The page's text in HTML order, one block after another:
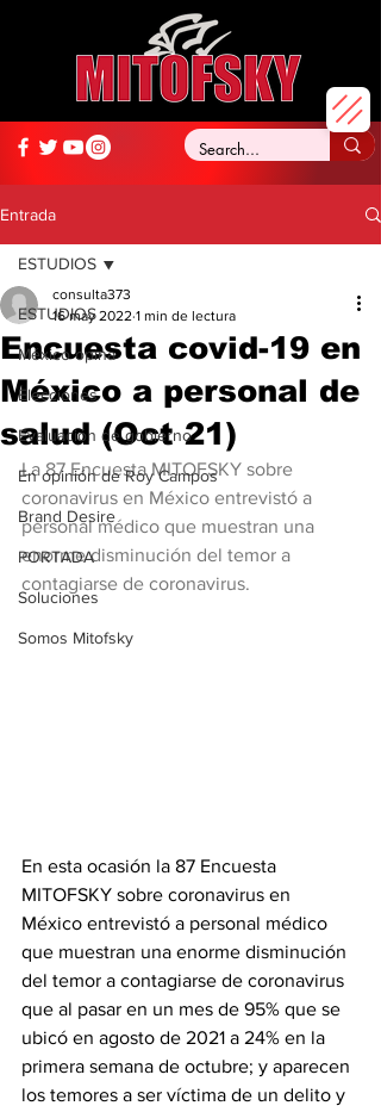
Entrada
ESTUDIOS
México opina
Elecciones
Evaluación de gobierno
En opinión de Roy Campos
Brand Desire
PORTADA
Soluciones
Somos Mitofsky
ESTUDIOS
Encuesta covid-19 en
México a personal de
salud (Oct 21)
consulta373
16 may 2022 1 min de lectura
La 87 Encuesta MITOFSKY sobre
coronavirus en México entrevistó a
personal médico que muestran una
enorme disminución del temor a
contagiarse de coronavirus.
En esta ocasión la 87 Encuesta
MITOFSKY sobre coronavirus en
México entrevistó a personal médico
que muestran una enorme disminución
del temor a contagiarse de coronavirus
que al pasar en un mes de 95% que se
ubicó en agosto de 2021 a 24% en la
primera semana de octubre; y aparecen
los temores a ser víctima de un delito y